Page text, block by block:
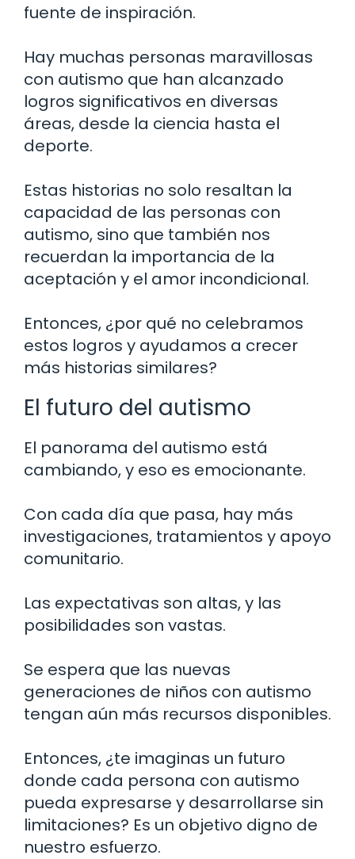
fuente de inspiración.
Hay muchas personas maravillosas
con autismo que han alcanzado
logros significativos en diversas
áreas, desde la ciencia hasta el
deporte.
Estas historias no solo resaltan la
capacidad de las personas con
autismo, sino que también nos
recuerdan la importancia de la
aceptación y el amor incondicional.
Entonces, ¿por qué no celebramos
estos logros y ayudamos a crecer
más historias similares?
El futuro del autismo
El panorama del autismo está
cambiando, y eso es emocionante.
Con cada día que pasa, hay más
investigaciones, tratamientos y apoyo
comunitario.
Las expectativas son altas, y las
posibilidades son vastas.
Se espera que las nuevas
generaciones de niños con autismo
tengan aún más recursos disponibles.
Entonces, ¿te imaginas un futuro
donde cada persona con autismo
pueda expresarse y desarrollarse sin
limitaciones? Es un objetivo digno de
nuestro esfuerzo.